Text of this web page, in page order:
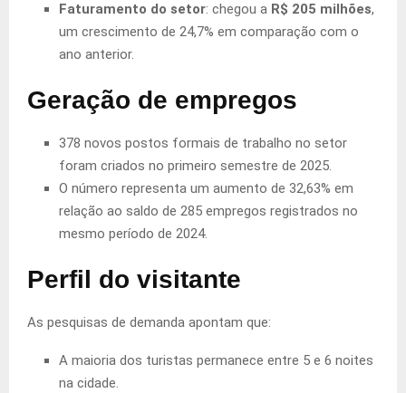
Faturamento do setor: chegou a R$ 205 milhões,
um crescimento de 24,7% em comparação com o
ano anterior.
Geração de empregos
378 novos postos formais de trabalho no setor
foram criados no primeiro semestre de 2025.
O número representa um aumento de 32,63% em
relação ao saldo de 285 empregos registrados no
mesmo período de 2024.
Perfil do visitante
As pesquisas de demanda apontam que:
A maioria dos turistas permanece entre 5 e 6 noites
na cidade.